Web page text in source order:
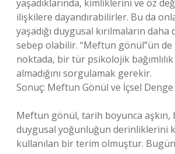
yaşadıklarında, kimliklerini ve öz
ilişkilere dayandırabilirler. Bu da
yaşadığı duygusal kırılmaların
sebep olabilir. “Meftun gönül”ün
noktada, bir tür psikolojik bağımlılık
almadığını sorgulamak gerekir.
Sonuç: Meftun Gönül ve İçsel Denge
Meftun gönül, tarih boyunca aşkın,
duygusal yoğunluğun derinliklerini
kullanılan bir terim olmuştur.